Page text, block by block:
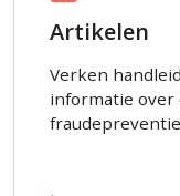
Artikelen
Verken
informatie over